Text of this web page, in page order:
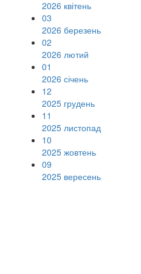
2026 квітень
03
2026 березень
02
2026 лютий
01
2026 січень
12
2025 грудень
11
2025 листопад
10
2025 жовтень
09
2025 вересень